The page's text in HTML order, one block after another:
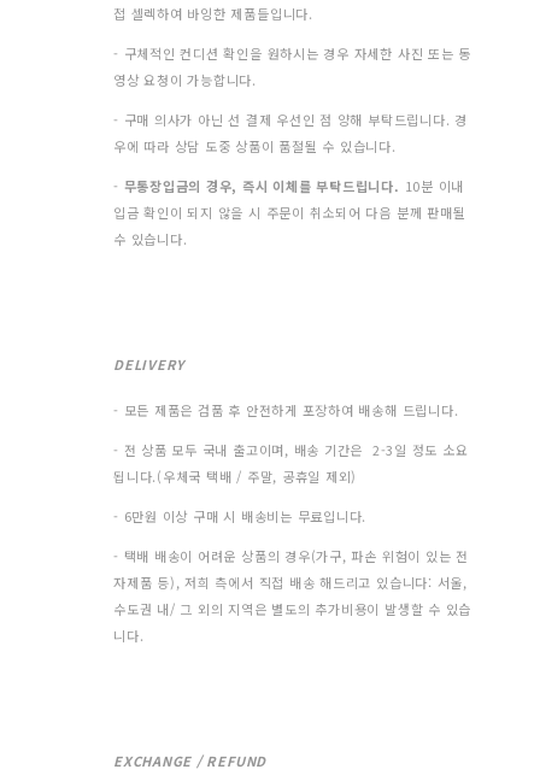
접 셀렉하여 바잉한 제품들입니다.
- 구체적인 컨디션 확인을 원하시는 경우 자세한 사진 또는 동
영상 요청이 가능합니다.
- 구매 의사가 아닌 선 결제 우선인 점 양해 부탁드립니다. 경
우에 따라 상담 도중 상품이 품절될 수 있습니다.
- 무통장입금의 경우, 즉시 이체를 부탁드립니다. 10분 이내
입금 확인이 되지 않을 시 주문이 취소되어 다음 분께 판매될
수 있습니다.
DELIVERY
- 모든 제품은 검품 후 안전하게 포장하여 배송해 드립니다.
- 전 상품 모두 국내 출고이며, 배송 기간은 2-3일 정도 소요
됩니다.(우체국 택배 / 주말, 공휴일 제외)
- 6만원 이상 구매 시 배송비는 무료입니다.
- 택배 배송이 어려운 상품의 경우(가구, 파손 위험이 있는 전
자제품 등), 저희 측에서 직접 배송 해드리고 있습니다: 서울,
수도권 내/ 그 외의 지역은 별도의 추가비용이 발생할 수 있습
니다.
EXCHANGE / REFUND